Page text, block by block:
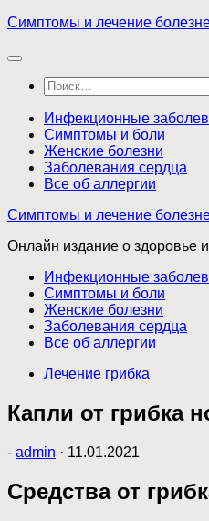
Перейти
содержимому
Симптомы и лечение
Найти:
Инфекционные
Симптомы и боли
Женские болезни
Заболевания сердца
Все об аллергии
Симптомы и лечение
Онлайн издание о здоровье
Инфекционные
Симптомы и боли
Женские болезни
Заболевания сердца
Все об аллергии
Лечение грибка
Капли от грибка
- admin · 11.01.2021
Средства от